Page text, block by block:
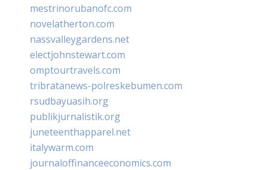
mestrinorubanofc.com
novelatherton.com
nassvalleygardens.net
electjohnstewart.com
omptourtravels.com
tribratanews-polreskebumen.com
rsudbayuasih.org
publikjurnalistik.org
juneteenthapparel.net
italywarm.com
journaloffinanceeconomics.com